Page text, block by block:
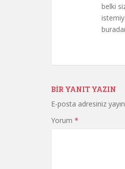
belki
BIR YANIT YAZIN
E-posta adresiniz
Yorum *